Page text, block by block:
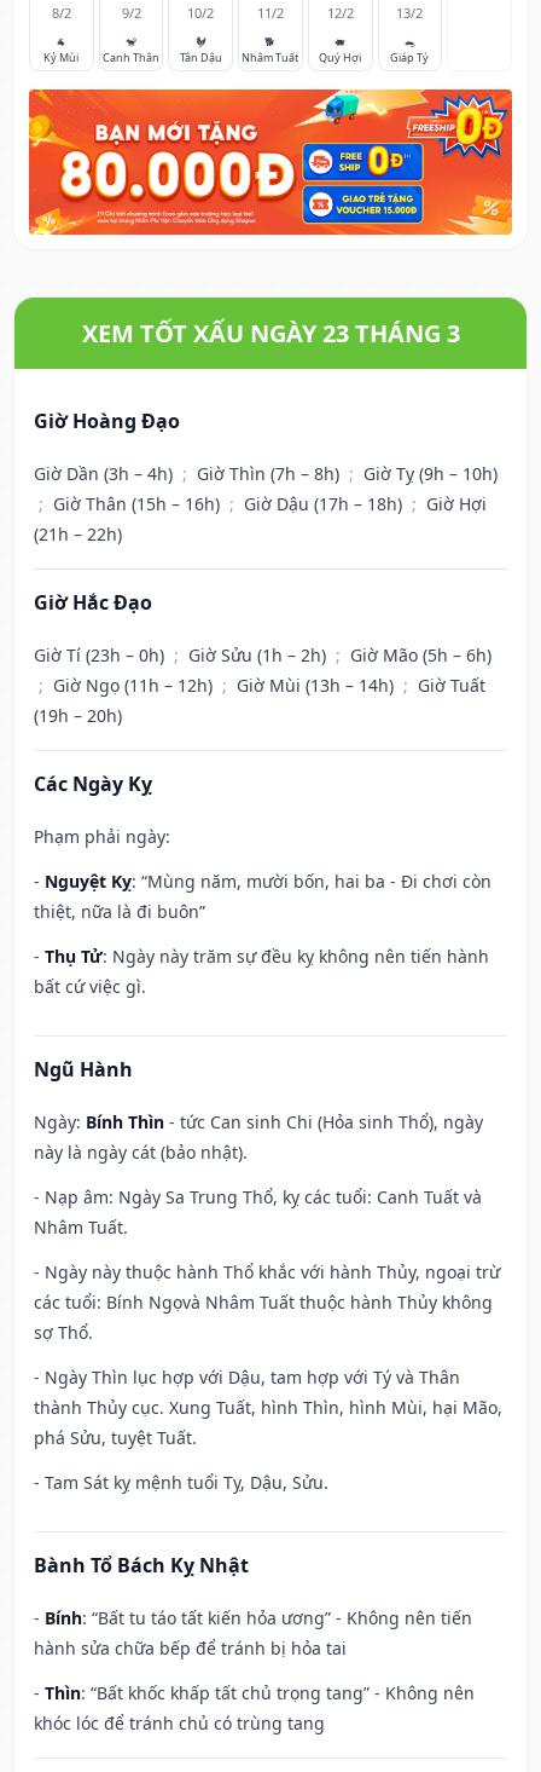
8/2
🐐
Kỷ Mùi
9/2
🐒
Canh Thân
10/2
🐓
Tân Dậu
11/2
🐕
Nhâm Tuất
12/2
🐖
Quý Hợi
13/2
🐀
Giáp Tý
XEM TỐT XẤU NGÀY 23 THÁNG 3
Giờ Hoàng Đạo
Giờ Dần (3h – 4h) ; Giờ Thìn (7h – 8h) ; Giờ Tỵ (9h – 10h)
; Giờ Thân (15h – 16h) ; Giờ Dậu (17h – 18h) ; Giờ Hợi
(21h – 22h)
Giờ Hắc Đạo
Giờ Tí (23h – 0h) ; Giờ Sửu (1h – 2h) ; Giờ Mão (5h – 6h)
; Giờ Ngọ (11h – 12h) ; Giờ Mùi (13h – 14h) ; Giờ Tuất
(19h – 20h)
Các Ngày Kỵ
Phạm phải ngày:
- Nguyệt Kỵ: “Mùng năm, mười bốn, hai ba - Đi chơi còn
thiệt, nữa là đi buôn”
- Thụ Tử: Ngày này trăm sự đều kỵ không nên tiến hành
bất cứ việc gì.
Ngũ Hành
Ngày: Bính Thìn - tức Can sinh Chi (Hỏa sinh Thổ), ngày
này là ngày cát (bảo nhật).
- Nạp âm: Ngày Sa Trung Thổ, kỵ các tuổi: Canh Tuất và
Nhâm Tuất.
- Ngày này thuộc hành Thổ khắc với hành Thủy, ngoại trừ
các tuổi: Bính Ngọvà Nhâm Tuất thuộc hành Thủy không
sợ Thổ.
- Ngày Thìn lục hợp với Dậu, tam hợp với Tý và Thân
thành Thủy cục. Xung Tuất, hình Thìn, hình Mùi, hại Mão,
phá Sửu, tuyệt Tuất.
- Tam Sát kỵ mệnh tuổi Tỵ, Dậu, Sửu.
Bành Tổ Bách Kỵ Nhật
- Bính: “Bất tu táo tất kiến hỏa ương” - Không nên tiến
hành sửa chữa bếp để tránh bị hỏa tai
- Thìn: “Bất khốc khấp tất chủ trọng tang” - Không nên
khóc lóc để tránh chủ có trùng tang